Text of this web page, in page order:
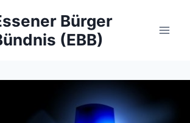
Bürger
(EBB)